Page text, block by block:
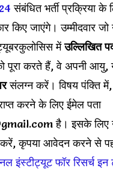
संबंधित भर्ती प्रक्रिया के
किए जाएंगे। उम्मीदवार
मेंउल्लिखित
पूरा करते हैं, वे अपनी आयु,
संलग्न करें। विषय पंक्ति में,
करने के लिए ईमेल पता
है। इसके लिए
कृपया आवेदन करने से
इंस्टीट्यूट फॉर रिसर्च इन